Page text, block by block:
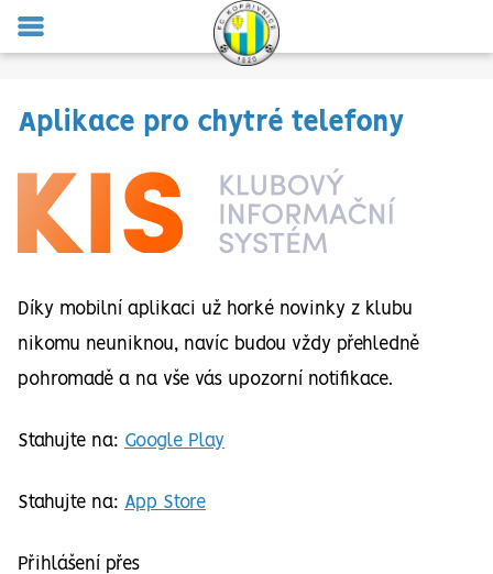
Aplikace pro chytré telefony
Díky mobilní aplikaci už horké novinky z klubu
nikomu neuniknou, navíc budou vždy přehledně
pohromadě a na vše vás upozorní notifikace.
Stahujte na: Google Play
Stahujte na: App Store
Přihlášení přes